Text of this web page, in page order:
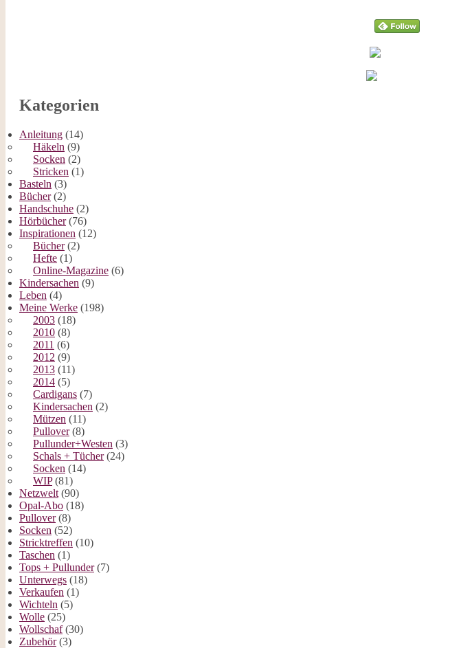
Kategorien
Anleitung (14)
Häkeln (9)
Socken (2)
Stricken (1)
Basteln (3)
Bücher(2)
Handschuhe (2)
Hörbücher(76)
Inspirationen (12)
Bücher(2)
Hefte (1)
Online-Magazine (6)
Kindersachen (9)
Leben (4)
Meine Werke (198)
2003 (18)
2010 (8)
2011 (6)
2012 (9)
2013 (11)
2014 (5)
Cardigans (7)
Kindersachen (2)
Mützen (11)
Pullover(8)
Pullunder+Westen (3)
Schals + Tücher(24)
Socken (14)
WIP(81)
Netzwelt (90)
Opal-Abo (18)
Pullover(8)
Socken (52)
Stricktreffen (10)
Taschen (1)
Tops + Pullunder(7)
Unterwegs (18)
Verkaufen (1)
Wichteln (5)
Wolle (25)
Wollschaf(30)
Zubehör(3)